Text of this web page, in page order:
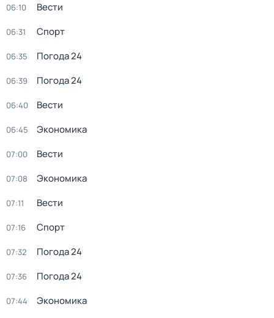
06:10 Вести
06:31 Спорт
06:35 Погода 24
06:39 Погода 24
06:40 Вести
06:45 Экономика
07:00 Вести
07:08 Экономика
07:11 Вести
07:16 Спорт
07:32 Погода 24
07:36 Погода 24
07:44 Экономика